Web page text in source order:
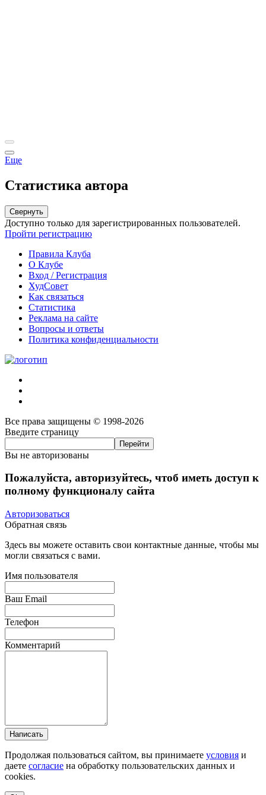
Еще
Статистика автора
Свернуть
Доступно только для зарегистрированных пользователей.
Пройти регистрацию
Правила Клуба
О Клубе
Вход / Регистрация
ХудСовет
Как связаться
Статистика
Реклама на сайте
Вопросы и ответы
Политика конфиденциальности
Все права защищены © 1998-2026
Введите страницу
Вы не авторизованы
Пожалуйста, авторизуйтесь, чтоб иметь доступ к
полному функционалу сайта
Авторизоваться
Обратная связь
Здесь вы можете оставить свои контактные данные, чтобы мы
могли связаться с вами.
Имя пользователя
Ваш Email
Телефон
Комментарий
Написать
Продолжая пользоваться сайтом, вы принимаете условия и
даете согласие на обработку пользовательских данных и
cookies.